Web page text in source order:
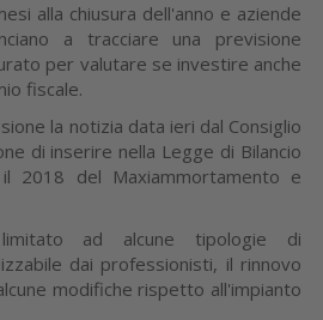
alla chiusura dell'anno e aziende
a tracciare una previsione
per valutare se investire anche
fiscale.
la notizia data ieri dal Consiglio
di inserire nella Legge di Bilancio
2018 del Maxiammortamento e
ad alcune tipologie di
dai professionisti, il rinnovo
modifiche rispetto all'impianto